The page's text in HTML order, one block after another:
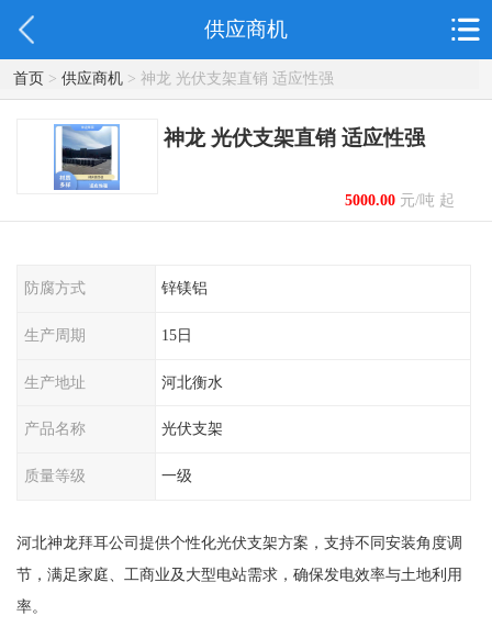
供应商机
首页> 供应商机> 神龙 光伏支架直销 适应性强
神龙 光伏支架直销 适应性强
5000.00元/吨 起
防腐方式 锌镁铝
生产周期 15日
生产地址 河北衡水
产品名称 光伏支架
质量等级 一级
河北神龙拜耳公司提供个性化光伏支架方案，支持不同安装角度调
节，满足家庭、工商业及大型电站需求，确保发电效率与土地利用
率。